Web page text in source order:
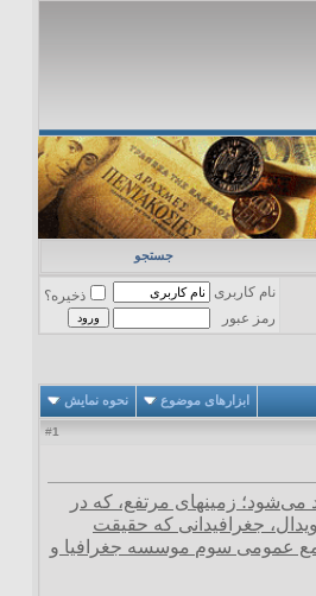
جستجو
نام کاربری
ذخیره؟
رمز عبور
ابزارهای موضوع نحوه نمایش
1
می‌شود؛ زمینهای مرتفع، که در
جغرافیدانی که حقیقت
پرو را برای مدتی طولانی مطالعه نموده‌است، ایجاد ۸ ناحیه طبیعی را پیشنهاد کرده‌است. در سال ۱۹۴۱، مجمع عمومی سوم موسسه جغرافیا و